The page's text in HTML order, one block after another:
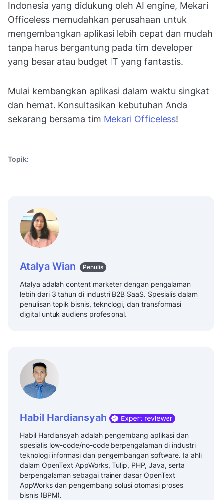
Indonesia yang didukung oleh AI engine, Mekari
Officeless memudahkan perusahaan untuk
mengembangkan aplikasi lebih cepat dan mudah
tanpa harus bergantung pada tim developer
yang besar atau budget IT yang fantastis.
Mulai kembangkan aplikasi dalam waktu singkat
dan hemat. Konsultasikan kebutuhan Anda
sekarang bersama tim Mekari Officeless!
Topik:
Atalya Wian Penulis
Atalya adalah content marketer dengan pengalaman
lebih dari 3 tahun di industri B2B SaaS. Spesialis dalam
penulisan topik bisnis, teknologi, dan transformasi
digital untuk audiens profesional.
Habil Hardiansyah
Habil Hardiansyah adalah pengembang aplikasi dan
spesialis low-code/no-code berpengalaman di industri
teknologi informasi dan pengembangan software. Ia ahli
dalam OpenText AppWorks, Tulip, PHP, Java, serta
berpengalaman sebagai trainer dasar OpenText
AppWorks dan pengembang solusi otomasi proses
bisnis (BPM).